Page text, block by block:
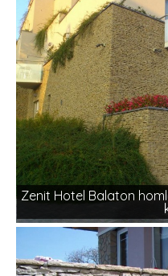
Zenit Hotel Balaton